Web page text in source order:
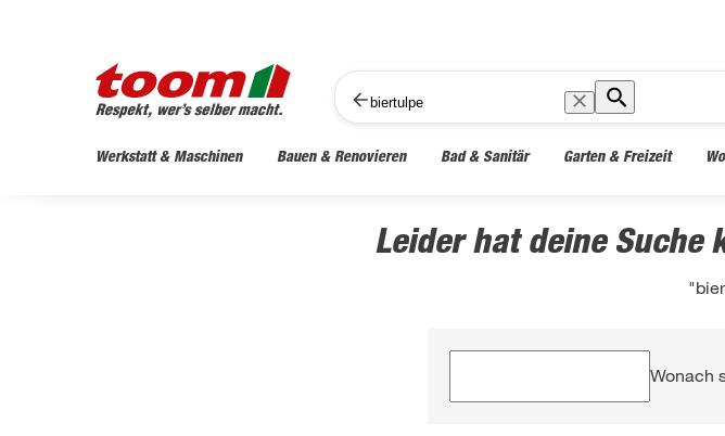
Werkstatt & Maschinen Bauen & Renovieren Bad & Sanitär Garten & Freizeit
Leider hat deine Suche
Wonach